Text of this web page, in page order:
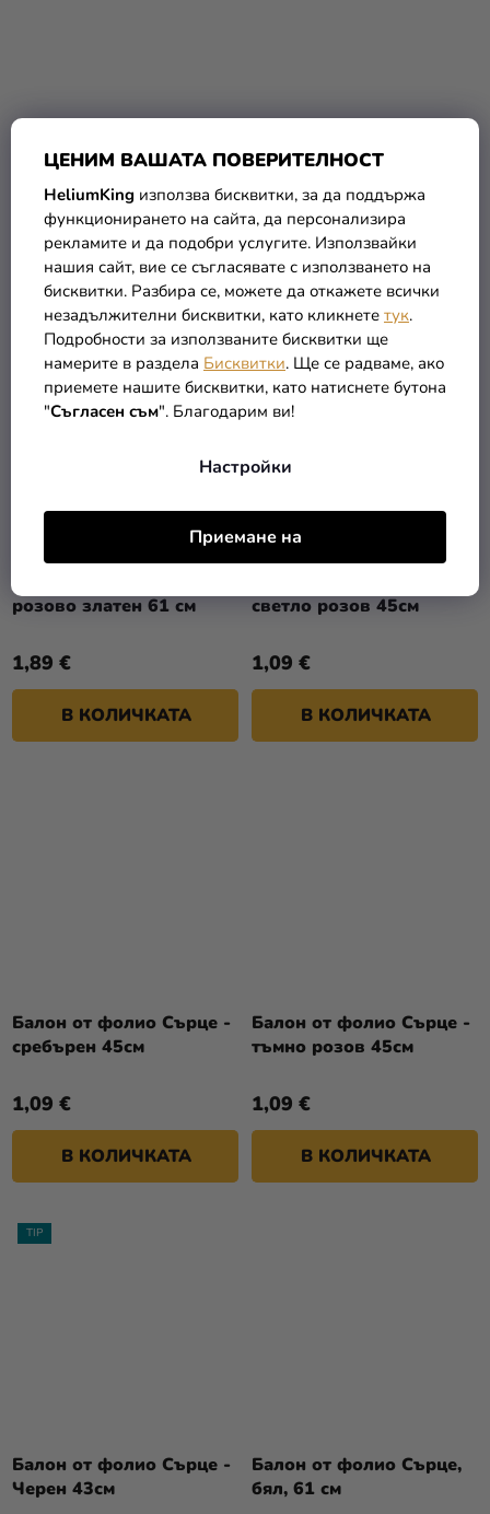
ЦЕНИМ ВАШАТА ПОВЕРИТЕЛНОСТ
HeliumKing използва бисквитки, за да поддържа
функционирането на сайта, да персонализира
рекламите и да подобри услугите. Използвайки
нашия сайт, вие се съгласявате с използването на
бисквитки. Разбира се, можете да откажете всички
незадължителни бисквитки, като кликнете тук.
Подробности за използваните бисквитки ще
намерите в раздела Бисквитки. Ще се радваме, ако
приемете нашите бисквитки, като натиснете бутона
"Съгласен съм". Благодарим ви!
Настройки
Приемане на
златен 45см
1,09 €
В КОЛИЧКАТА
розово златен 45см
1,09 €
В КОЛИЧКАТА
розово златен 61 см
1,89 €
В КОЛИЧКАТА
светло розов 45см
1,09 €
В КОЛИЧКАТА
Балон от фолио Сърце -
сребърен 45см
1,09 €
В КОЛИЧКАТА
Балон от фолио Сърце -
тъмно розов 45см
1,09 €
В КОЛИЧКАТА
TIP
Балон от фолио Сърце -
Черен 43см
Балон от фолио Сърце,
бял, 61 см